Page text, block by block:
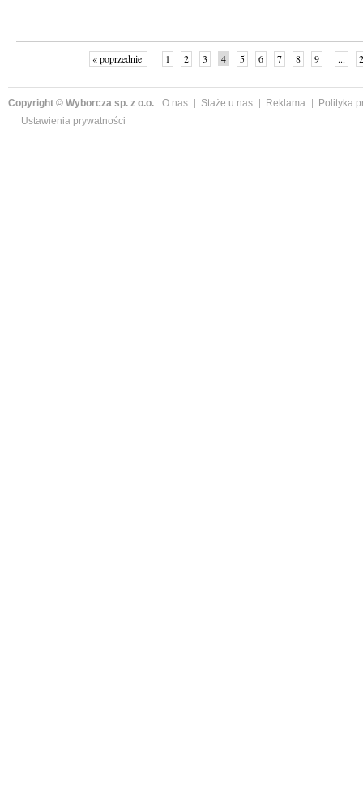
« poprzednie 1 2 3 4 5 6 7 8 9 ...
Copyright © Wyborcza sp. z o.o. O nas Staże u nas Reklama
Polityka
Ustawienia prywatności